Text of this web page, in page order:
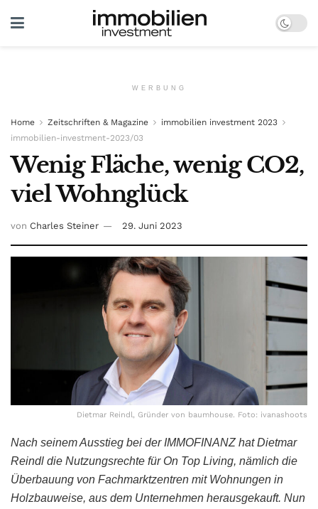
WERBUNG
Home Zeitschriften & Magazine
immobilien investment 2023
immobilien-investment-2023/03
Wenig Fläche, wenig CO2,
viel Wohnglück
von Charles Steiner 29. Juni 2023
Dietmar Reindl, Gründer von baumhouse. Foto: ivanashoots
Nach seinem Ausstieg bei der IMMOFINANZ hat Dietmar
Reindl die Nutzungsrechte für On Top Living, nämlich die
Überbauung von Fachmarktzentren mit Wohnungen in
Holzbauweise, aus dem Unternehmen herausgekauft. Nun